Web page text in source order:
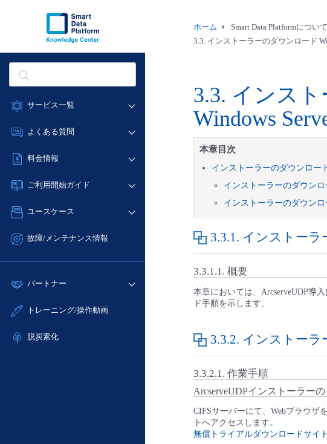
サービス一覧
データ利活用
ネットワーク
IoT
サポート
管理機能
よくある質問
データ利活用
ネットワーク
IoT
サポート
管理機能
すべてのメニューを見る
料金情報
料金シミュレーター
クラウド/サーバー
ネットワーク
サポート
すべてのメニューを見る
ご利用開始ガイド
■ 管理機能
- 初期設定・確認
- ユーザー機能の管理
- APIリファレンス
ユースケース
- バックアップ
- IoT
- ITインフラストラクチャー
故障/メンテナンス情報
サービス稼働状況
故障/メンテナンス履歴
定期メンテナンス
パートナー
販売パートナー向けプログラム
トレーニング/操作動画
脱炭素化
ホーム Smart Data Platformについて
3.3. インストーラーのダウンロード
3.3. インス
Windows
本章目次
インストーラーのダウンロー
インストーラーのダウンロ
インストーラーのダウン
3.3.1. インストーラ
3.3.1.1. 概要
本章においては、ArcserveUDP導
ド手順を示します。
3.3.2. インストーラ
3.3.2.1. 作業手順
ArcserveUDPインストーラー
CIFSサーバーにて、Webブラウザ
トへアクセスします。
無償トライアルダウンロードサイト